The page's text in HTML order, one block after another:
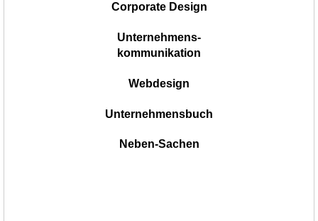
Corporate Design
Unternehmens-
kommunikation
Webdesign
Unternehmensbuch
Neben-Sachen